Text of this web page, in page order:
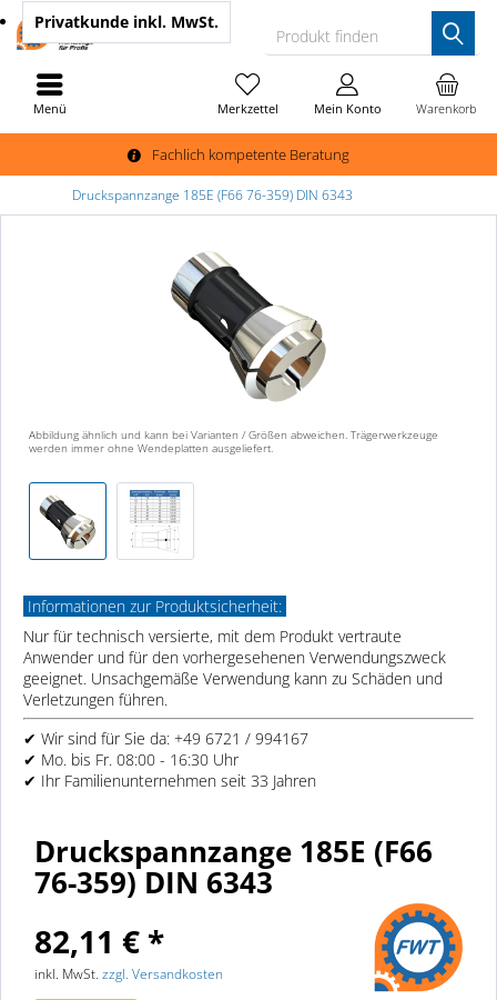
Fachlich kompetente Beratung
Produkt finden
Warenkorb
Merkzettel Mein Konto
Privatkunde inkl. MwSt.
Menü
Druckspannzange 185E (F66 76-359) DIN 6343
Abbildung ähnlich und kann bei Varianten / Größen abweichen. Trägerwerkzeuge
werden immer ohne Wendeplatten ausgeliefert.
Informationen zur Produktsicherheit:
Nur für technisch versierte, mit dem Produkt vertraute
Anwender und für den vorhergesehenen Verwendungszweck
geeignet. Unsachgemäße Verwendung kann zu Schäden und
Verletzungen führen.
✔ Wir sind für Sie da: +49 6721 / 994167
✔ Mo. bis Fr. 08:00 - 16:30 Uhr
✔ Ihr Familienunternehmen seit 33 Jahren
Druckspannzange 185E (F66
76-359) DIN 6343
82,11 € *
inkl. MwSt. zzgl. Versandkosten